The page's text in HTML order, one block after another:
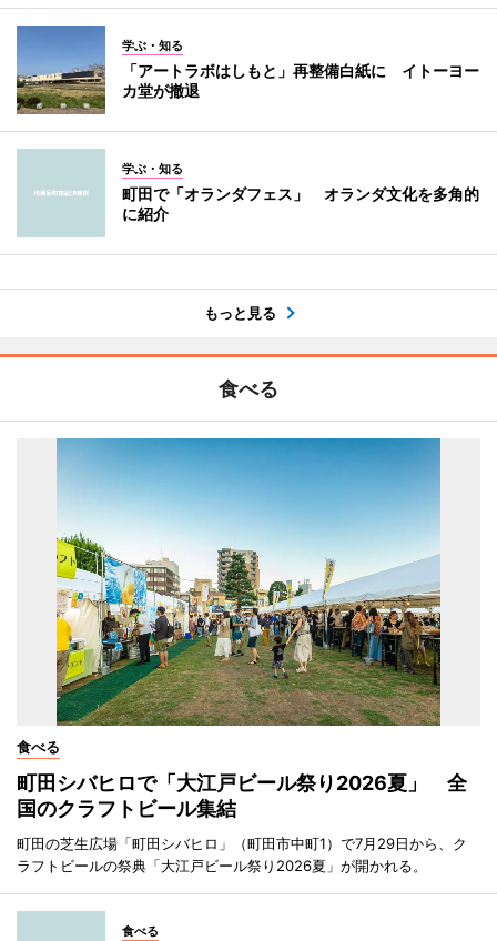
学ぶ・知る
「アートラボはしもと」再整備白紙に イトーヨー
カ堂が撤退
学ぶ・知る
町田で「オランダフェス」 オランダ文化を多角的
に紹介
もっと見る
食べる
食べる
町田シバヒロで「大江戸ビール祭り2026夏」 全
国のクラフトビール集結
町田の芝生広場「町田シバヒロ」（町田市中町1）で7月29日から、ク
ラフトビールの祭典「大江戸ビール祭り2026夏」が開かれる。
食べる